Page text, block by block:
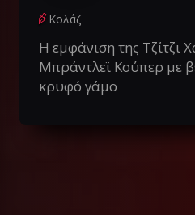
Κολάζ
Η εμφάνιση της Τζίτζι
Μπράντλεϊ Κούπερ με
κρυφό γάμο